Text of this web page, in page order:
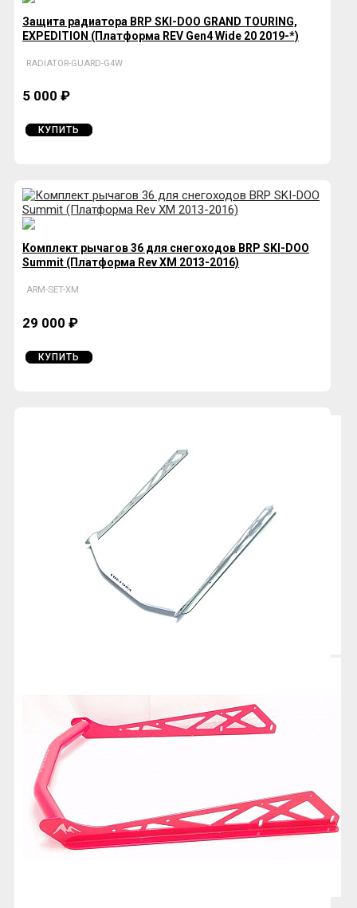
Защита радиатора BRP SKI-DOO GRAND TOURING,
EXPEDITION (Платформа REV Gen4 Wide 20 2019-*)
RADIATOR-GUARD-G4W
5 000 ₽
КУПИТЬ
Комплект рычагов 36 для снегоходов BRP SKI-DOO
Summit (Платформа Rev XM 2013-2016)
ARM-SET-XM
29 000 ₽
КУПИТЬ